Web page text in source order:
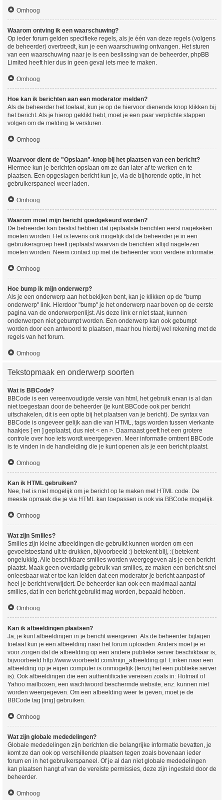
Omhoog
Waarom ontving ik een waarschuwing?
Op ieder forum gelden specifieke regels, als je één van deze regels (volgens
de beheerder) overtreedt, kun je een waarschuwing ontvangen. Het sturen
van een waarschuwing naar je is een beslissing van de beheerder, phpBB
Limited heeft hier dus in geen geval iets mee te maken.
Omhoog
Hoe kan ik berichten aan een moderator melden?
Als de beheerder het toelaat, kun je op de hiervoor dienende knop klikken bij
het bericht. Als je hierop geklikt hebt, moet je een paar verplichte stappen
volgen om de melding te versturen.
Omhoog
Waarvoor dient de "Opslaan"-knop bij het plaatsen van een bericht?
Hiermee kun je berichten opslaan om ze dan later af te werken en te
plaatsen. Een opgeslagen bericht kun je, via de bijhorende optie, in het
gebruikerspaneel weer laden.
Omhoog
Waarom moet mijn bericht goedgekeurd worden?
De beheerder kan beslist hebben dat geplaatste berichten eerst nagekeken
moeten worden. Het is tevens ook mogelijk dat de beheerder je in een
gebruikersgroep heeft geplaatst waarvan de berichten altijd nagelezen
moeten worden. Neem contact op met de beheerder voor verdere informatie.
Omhoog
Hoe bump ik mijn onderwerp?
Als je een onderwerp aan het bekijken bent, kan je klikken op de "bump
onderwerp" link. Hierdoor "bump" je het onderwerp naar boven op de eerste
pagina van de onderwerpenlijst. Als deze link er niet staat, kunnen
onderwerpen niet gebumpt worden. Een onderwerp kan ook gebumpt
worden door een antwoord te plaatsen, maar hou hierbij wel rekening met de
regels van het forum.
Omhoog
Tekstopmaak en onderwerp soorten
Wat is BBCode?
BBCode is een vereenvoudigde versie van html, het gebruik ervan is al dan
niet toegestaan door de beheerder (je kunt BBCode ook per bericht
uitschakelen, dit is een optie bij het plaatsen van je bericht). De syntax van
BBCode is ongeveer gelijk aan die van HTML, tags worden tussen vierkante
haakjes [ en ] geplaatst, dus niet < en >. Daarnaast geeft het een grotere
controle over hoe iets wordt weergegeven. Meer informatie omtrent BBCode
is te vinden in de handleiding die je kunt openen als je een bericht plaatst.
Omhoog
Kan ik HTML gebruiken?
Nee, het is niet mogelijk om je bericht op te maken met HTML code. De
meeste opmaak die je via HTML kan toepassen is ook via BBCode mogelijk.
Omhoog
Wat zijn Smilies?
Smilies zijn kleine afbeeldingen die gebruikt kunnen worden om een
gevoelstoestand uit te drukken, bijvoorbeeld :) betekent blij, :( betekent
ongelukkig. Alle beschikbare smilies worden weergegeven als je een bericht
plaatst. Maak geen overdadig gebruik van smilies, ze maken een bericht snel
onleesbaar wat er toe kan leiden dat een moderator je bericht aanpast of
heel je bericht verwijdert. De beheerder kan ook een maximaal aantal
smilies, dat in een bericht gebruikt mag worden, bepaald hebben.
Omhoog
Kan ik afbeeldingen plaatsen?
Ja, je kunt afbeeldingen in je bericht weergeven. Als de beheerder bijlagen
toelaat kun je een afbeelding naar het forum uploaden. Anders moet je er
voor zorgen dat de afbeelding op een andere publieke server beschikbaar is,
bijvoorbeeld http://www.voorbeeld.com/mijn_afbeelding.gif. Linken naar een
afbeelding op je eigen computer is onmogelijk (tenzij het een publieke server
is). Ook afbeeldingen die een authentificatie vereisen zoals in: Hotmail of
Yahoo mailboxen, een wachtwoord beschermde website, enz. kunnen niet
worden weergegeven. Om een afbeelding weer te geven, moet je de
BBCode tag [img] gebruiken.
Omhoog
Wat zijn globale mededelingen?
Globale mededelingen zijn berichten die belangrijke informatie bevatten, je
komt ze dan ook op verschillende plaatsen tegen zoals bovenaan ieder
forum en in het gebruikerspaneel. Of je al dan niet globale mededelingen
kan plaatsen hangt af van de vereiste permissies, deze zijn ingesteld door de
beheerder.
Omhoog